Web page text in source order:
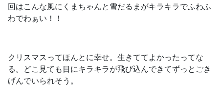
回はこんな風にくまちゃんと雪だるまがキラキラでふわふ
わでわぁい！！
クリスマスってほんとに幸せ。生きててよかったってな
る。どこ見ても目にキラキラが飛び込んできてずっとごき
げんでいられそう。